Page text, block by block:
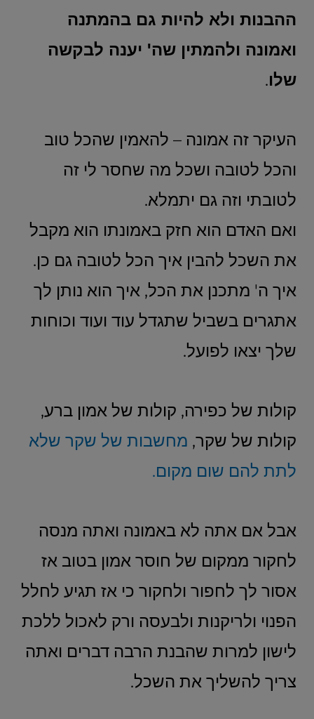
ההבנות ולא להיות גם בהמתנה
ואמונה ולהמתין שה' יענה לבקשה
שלו.
העיקר זה אמונה – להאמין שהכל טוב
והכל לטובה ושכל מה שחסר לי זה
לטובתי וזה גם יתמלא.
ואם האדם הוא חזק באמונתו הוא מקבל
את השכל להבין איך הכל לטובה גם כן.
איך ה' מתכנן את הכל, איך הוא נותן לך
אתגרים בשביל שתגדל עוד ועוד וכוחות
שלך יצאו לפועל.
קולות של כפירה, קולות של אמון ברע,
קולות של שקר, מחשבות של שקר שלא
לתת להם שום מקום.
אבל אם אתה לא באמונה ואתה מנסה
לחקור ממקום של חוסר אמון בטוב אז
אסור לך לחפור ולחקור כי אז תגיע לחלל
הפנוי ולריקנות ולבעסה ורק לאכול ללכת
לישון למרות שהבנת הרבה דברים ואתה
צריך להשליך את השכל.